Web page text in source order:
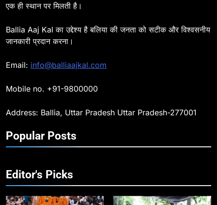
BALLIA NATIONAL
Ballia : दिल्ली ब्लास्ट के बाद बलिया में
के साथ रेलवे स्टेशन व शहर में किया पैदल
का संकल्प लेकर गूंजा बलिया, पुलिस
10
Ballia : चितबड़ागांव से गोरखपुर, वाराणसी
एक ही स्थान पर मिलती है।
Ballia Aaj Kal का उद्देश्य है बलिया की जनता को सटीक और विश्वसनीय
जानकारी प्रदान करना।
Email: info@balliaajkal.com
Mobile no. +91-9800000
Address: Ballia, Uttar Pradesh Uttar Pradesh-277001
Popular Posts
Editor's Picks